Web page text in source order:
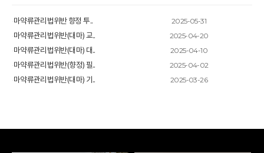
마약류관리법위반 향정 투..
2025-05-31
마약류관리법위반(대마) 교..
2025-04-20
마약류관리법위반(대마) 대..
2025-04-10
마약류관리법위반(향정) 필..
2025-04-02
마약류관리법위반(대마) 기..
2025-03-26